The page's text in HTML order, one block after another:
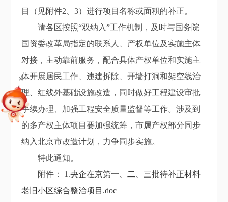
目（见附件2、3）进行项目名称或面积的补正。
请各区按照“双纳入”工作机制，及时与国务院
国资委改革局指定的联系人、产权单位及实施主体
对接，主动靠前服务，配合具体产权单位和实施主
体开展居民工作、违建拆除、开墙打洞和架空线治
理、红线外基础设施改造，同时做好工程建设审批
手续办理、加强工程安全质量监督等工作。涉及到
的多产权主体项目要加强统筹，市属产权部分同步
纳入北京市改造计划，力争同步实施。
特此通知。
附件： 1.央企在京第一、二、三批待补正材料
老旧小区综合整治项目.doc
+